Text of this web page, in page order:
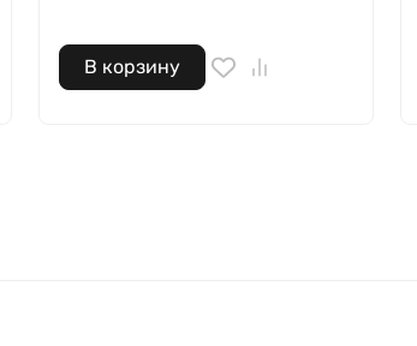
В корзину